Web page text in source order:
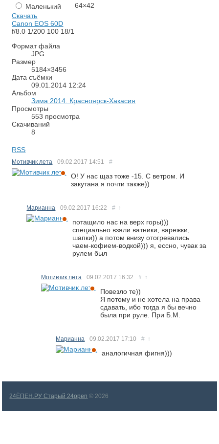
Маленький
64×42
Скачать
Canon EOS 60D
f/8.0 1/200 100 18/1
Формат файла
JPG
Размер
5184×3456
Дата съёмки
09.01.2014 12:24
Альбом
Зима 2014. Красноярск-Хакасия
Просмотры
553 просмотра
Скачиваний
8
RSS
Мотивчик лета 09.02.2017 14:51 #
О! У нас щаз тоже -15. С ветром. И
закутана я почти также))
Марианна 09.02.2017 16:22 # ↑
потащило нас на верх горы)))
специально взяли ватники, варежки,
шапки)) а потом внизу отогревались
чаем-кофием-водкой))) я, ессно, чувак за
рулем был
Мотивчик лета 09.02.2017 16:32 # ↑
Повезло те))
Я потому и не хотела на права
сдавать, ибо тогда я бы вечно
была при руле. При Б.М.
Марианна 09.02.2017 17:10 # ↑
аналогичная фигня)))
24ЁПЕН.РУ Старый 24open © 2026